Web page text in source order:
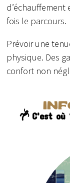
d’échauffement
fois le parcours.
Prévoir une
physique. Des
confort non
C'est où